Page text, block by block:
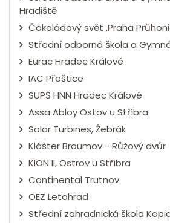
Hradiště
Čokoládový svět ,Praha
Střední odborná škola a
Eurac Hradec Králové
IAC Přeštice
SUPŠ HNN Hradec Králové
Assa Abloy Ostov u Stříbra
Solar Turbines, Žebrák
Klášter Broumov - Růžový dvůr
KION II, Ostrov u Stříbra
Continental Trutnov
OEZ Letohrad
Střední zahradnická škola